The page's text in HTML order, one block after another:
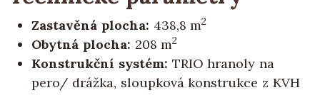
Zastavěná plocha: 438,8 m2
Obytná plocha: 208 m2
Konstrukční systém: TRIO hranoly na
pero/ drážka, sloupková konstrukce z KVH